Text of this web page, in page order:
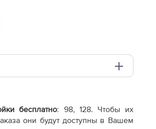
печати 810мм в зависимости
бесплатно: 98, 128. Чтобы их
они будут доступны в Вашем